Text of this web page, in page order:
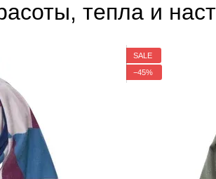
тепла и
SALE
−45%